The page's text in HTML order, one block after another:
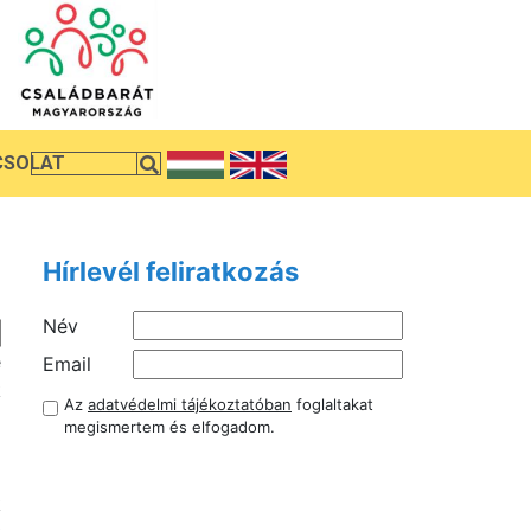
Hírlevél feliratkozás
Név
Email
Az adatvédelmi tájékoztatóban foglaltakat
megismertem és elfogadom.